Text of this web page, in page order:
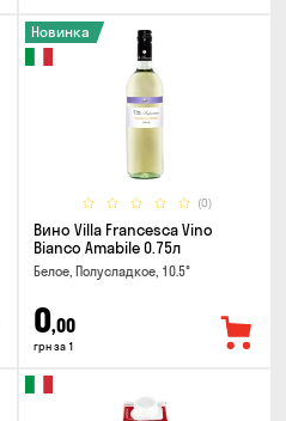
(0)
Новинка
Вино Villa Francesca Vino
Bianco Amabile 0.75л
Белое, Полусладкое, 10.5°
0,00
грн за 1